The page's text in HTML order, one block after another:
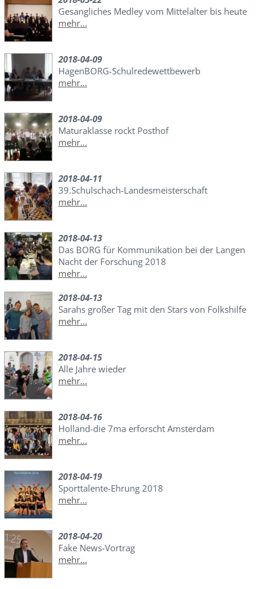
Gesangliches Medley vom Mittelalter bis heute
mehr...
2018-04-09
HagenBORG-Schulredewettbewerb
mehr...
2018-04-09
Maturaklasse rockt Posthof
mehr...
2018-04-11
39.Schulschach-Landesmeisterschaft
mehr...
2018-04-13
Das BORG für Kommunikation bei der Langen
Nacht der Forschung 2018
mehr...
2018-04-13
Sarahs großer Tag mit den Stars von Folkshilfe
mehr...
2018-04-15
Alle Jahre wieder
mehr...
2018-04-16
Holland-die 7ma erforscht Amsterdam
mehr...
2018-04-19
Sporttalente-Ehrung 2018
mehr...
2018-04-20
Fake News-Vortrag
mehr...